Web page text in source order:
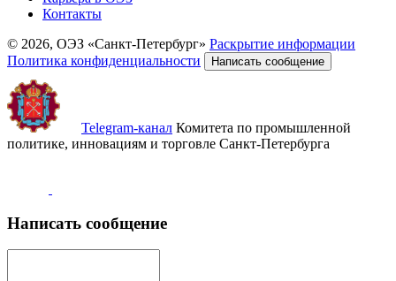
Контакты
© 2026, ОЭЗ «Санкт-Петербург» Раскрытие информации
Политика конфиденциальности
Написать сообщение
Telegram-канал Комитета по промышленной
политике, инновациям и торговле Санкт-Петербурга
Написать сообщение